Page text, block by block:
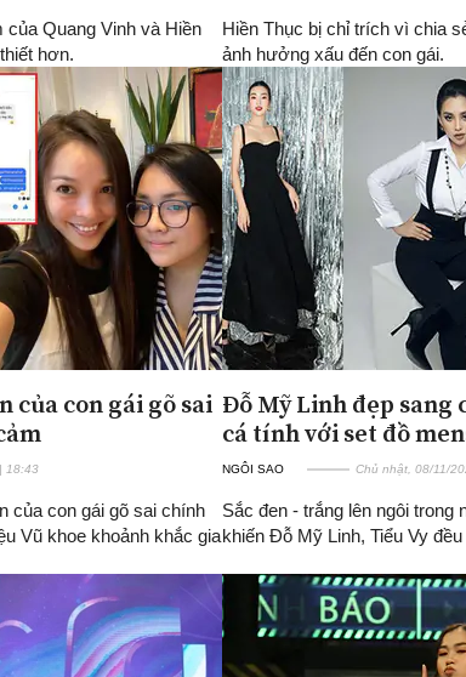
của Quang Vinh và Hiền
hơn.
Hiền Thục bị chỉ trích vì chia
ảnh hưởng xấu đến con gái.
của con gái gõ sai
18:43
của con gái gõ sai chính
Vũ khoe khoảnh khắc gia
Đỗ Mỹ Linh đẹp sang
cá tính với set đồ
NGÔI SAO Chủ nhật, 08/11/
Sắc đen - trắng lên ngôi trong
khiến Đỗ Mỹ Linh, Tiểu Vy đều